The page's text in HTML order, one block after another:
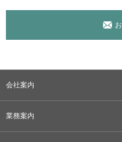
会社案内
業務案内